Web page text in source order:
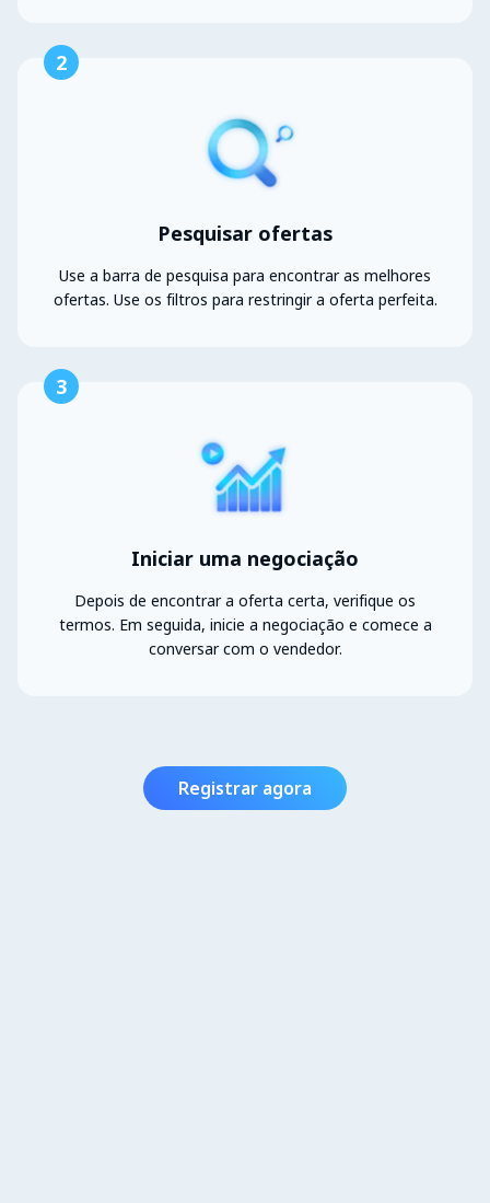
2
Pesquisar ofertas
Use a barra de pesquisa para encontrar as melhores
ofertas. Use os filtros para restringir a oferta perfeita.
3
Iniciar uma negociação
Depois de encontrar a oferta certa, verifique os
termos. Em seguida, inicie a negociação e comece a
conversar com o vendedor.
Registrar agora